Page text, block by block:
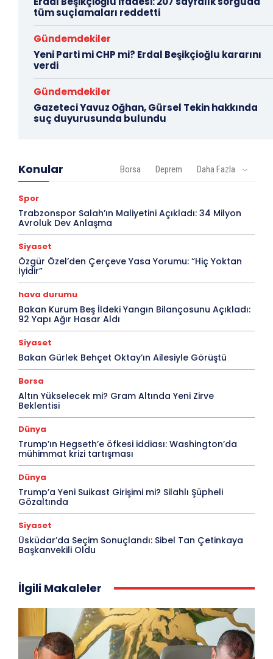
tüm suçlamaları reddetti
Gündemdekiler
Yeni Parti mi CHP mi? Erdal Beşikçioğlu kararını
verdi
Gündemdekiler
Gazeteci Yavuz Oğhan, Gürsel Tekin hakkında
suç duyurusunda bulundu
Konular Borsa Deprem Daha Fazla
Spor
Trabzonspor Salah’ın Maliyetini Açıkladı: 34 Milyon
Avroluk Dev Anlaşma
Siyaset
Özgür Özel’den Çerçeve Yasa Yorumu: “Hiç Yoktan
İyidir”
hava durumu
Bakan Kurum Beş İldeki Yangın Bilançosunu Açıkladı:
92 Yapı Ağır Hasar Aldı
Siyaset
Bakan Gürlek Behçet Oktay’ın Ailesiyle Görüştü
Borsa
Altın Yükselecek mi? Gram Altında Yeni Zirve
Beklentisi
Dünya
Trump’ın Hegseth’e öfkesi iddiası: Washington’da
mühimmat krizi tartışması
Dünya
Trump’a Yeni Suikast Girişimi mi? Silahlı Şüpheli
Gözaltında
Siyaset
Üsküdar’da Seçim Sonuçlandı: Sibel Tan Çetinkaya
Başkanvekili Oldu
İlgili Makaleler